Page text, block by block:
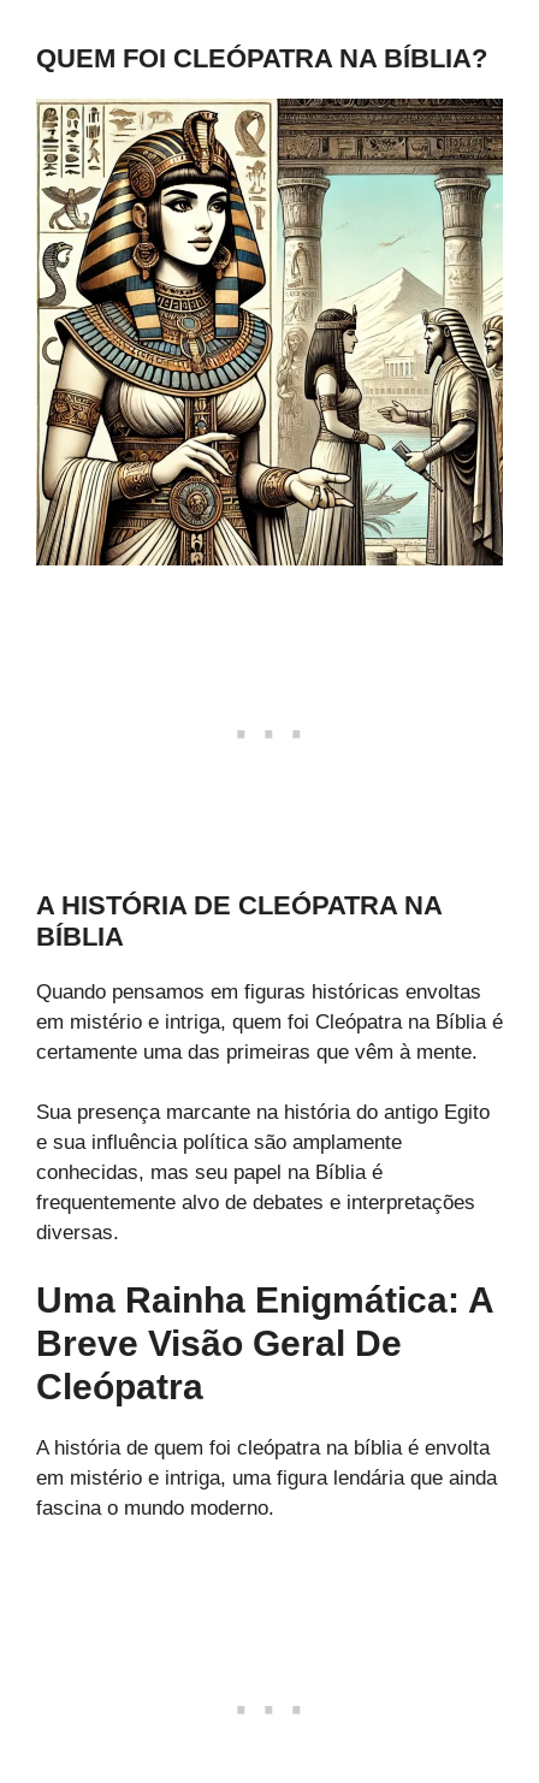
QUEM FOI CLEÓPATRA NA BÍBLIA?
A HISTÓRIA DE CLEÓPATRA NA
BÍBLIA
Quando pensamos em figuras históricas envoltas
em mistério e intriga, quem foi Cleópatra na Bíblia é
certamente uma das primeiras que vêm à mente.
Sua presença marcante na história do antigo Egito
e sua influência política são amplamente
conhecidas, mas seu papel na Bíblia é
frequentemente alvo de debates e interpretações
diversas.
Uma Rainha Enigmática: A
Breve Visão Geral De
Cleópatra
A história de quem foi cleópatra na bíblia é envolta
em mistério e intriga, uma figura lendária que ainda
fascina o mundo moderno.